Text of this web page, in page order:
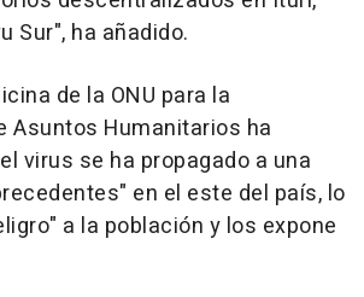
Sur", ha añadido.
de la ONU para la
Asuntos Humanitarios ha
virus se ha propagado a una
en el este del país, lo
a la población y los expone